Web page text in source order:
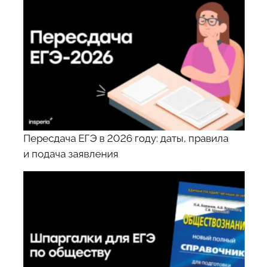
Пересдача ЕГЭ в 2026 году: даты, правила
и подача заявления